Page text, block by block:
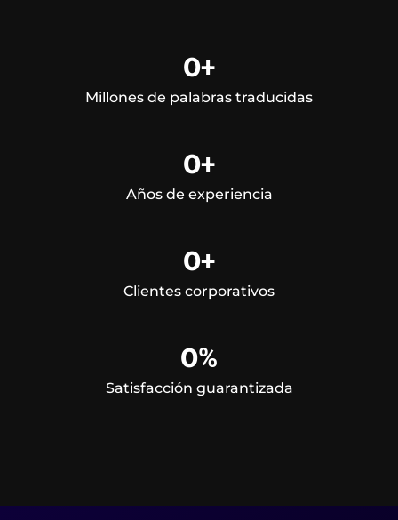
0+
Millones de palabras traducidas
0+
Años de experiencia
0+
Clientes corporativos
0%
Satisfacción guarantizada